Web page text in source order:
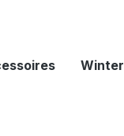
Winter